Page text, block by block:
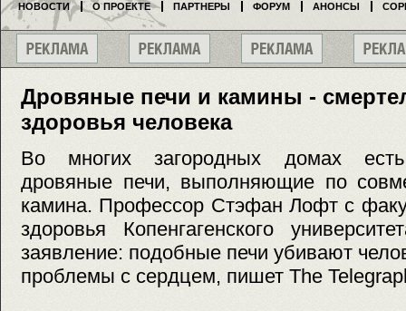
Дровяные печи и камины -
здоровья человека
Во многих загородных домах
дровяные печи, выполняющие по
камина. Профессор Стэфан Лофт с
здоровья Копенгагенского
заявление: подобные печи убивают
проблемы с сердцем, пишет The
НОВОСТИ О ПРОЕКТЕ ПАРТНЕРЫ ФОРУМ АНОНСЫ